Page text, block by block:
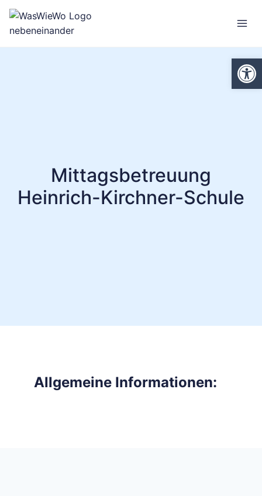
Zum
Inhalt
springen
Mittagsbetreuung
Heinrich-Kirchner-Schule
Allgemeine Informationen: